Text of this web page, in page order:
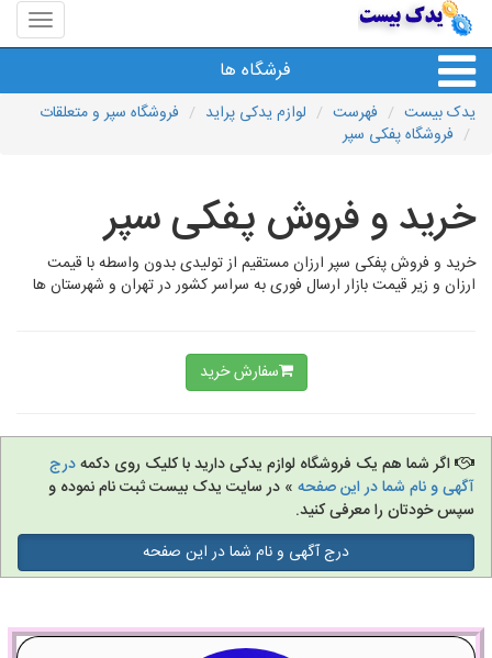
منوی
سایت
بیست
فرشگاه ها
یدک بیست فهرست لوازم یدکی پراید
فروشگاه سپر و متعلقات
فروشگاه پفکی سپر
خرید و فروش پفکی سپر
خرید و فروش پفکی سپر ارزان مستقیم از تولیدی بدون واسطه با قیمت
ارزان و زیر قیمت بازار ارسال فوری به سراسر کشور در تهران و شهرستان ها
سفارش خرید
اگر شما هم یک فروشگاه لوازم یدکی دارید با کلیک روی دکمهدرج
آگهی و نام شما در این صفحه » در سایت یدک بیست ثبت نام نموده و
سپس خودتان را معرفی کنید.
درج آگهی و نام شما در این صفحه